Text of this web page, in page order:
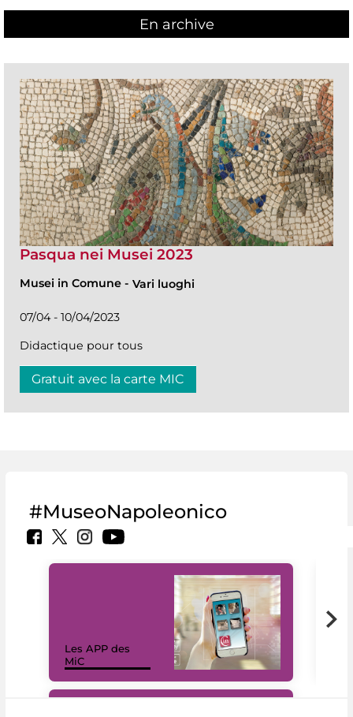
En archive
Pasqua nei Musei 2023
Musei in Comune - Vari luoghi
07/04 - 10/04/2023
Didactique pour tous
Gratuit avec la carte MIC
#MuseoNapoleonico
Les APP des
MiC